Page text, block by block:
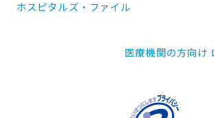
ホスピタルズ・ファイル
医療機関の方向け